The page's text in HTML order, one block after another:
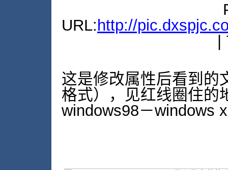
URL: http://
这是修改属性后看到的
格式），见红线圈住的
windows98－windows